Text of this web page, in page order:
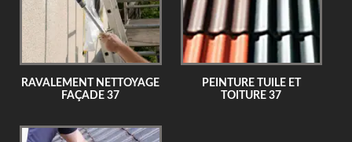
RAVALEMENT NETTOYAGE
FAÇADE 37
PEINTURE TUILE ET
TOITURE 37